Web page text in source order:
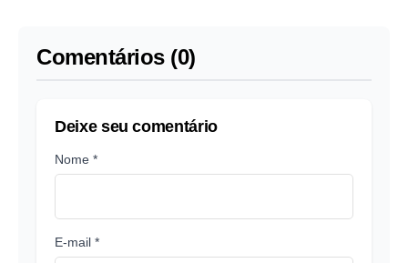
Comentários (0)
Deixe seu comentário
Nome *
E-mail *